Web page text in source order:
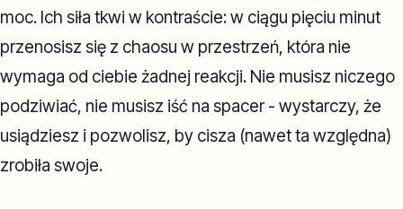
moc. Ich siła tkwi w kontraście: w ciągu pięciu minut
przenosisz się z chaosu w przestrzeń, która nie
wymaga od ciebie żadnej reakcji. Nie musisz niczego
podziwiać, nie musisz iść na spacer - wystarczy, że
usiądziesz i pozwolisz, by cisza (nawet ta względna)
zrobiła swoje.